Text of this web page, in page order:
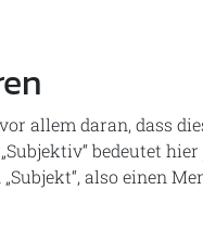
allem daran, dass
bedeutet
also einen